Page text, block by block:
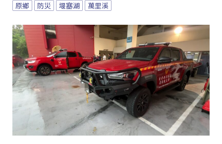
原鄉 防災 堰塞湖 萬里溪